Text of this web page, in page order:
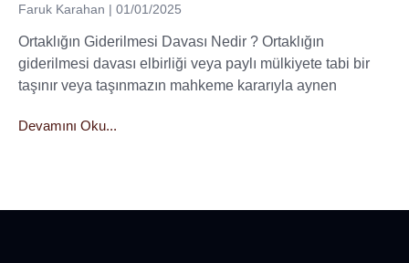
Faruk Karahan 01/01/2025
Ortaklığın Giderilmesi Davası Nedir ? Ortaklığın
giderilmesi davası elbirliği veya paylı mülkiyete tabi bir
taşınır veya taşınmazın mahkeme kararıyla aynen
Devamını Oku...